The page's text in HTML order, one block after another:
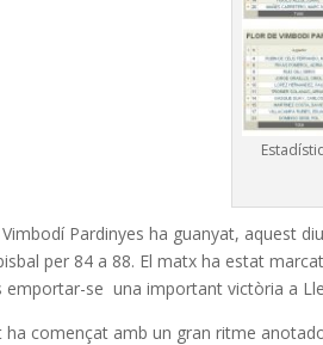
Pardinyes ha guanyat, aquest
per 84 a 88. El matx ha estat
emportar-se una important victòria a
ha començat amb un gran ritme